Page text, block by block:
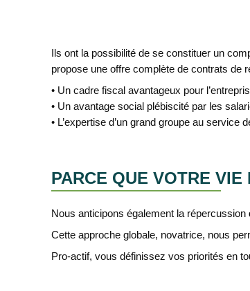
Ils ont la possibilité de se constituer un
propose une offre complète de contrats de
• Un cadre fiscal avantageux pour
• Un avantage social plébiscité par les
• L’expertise d’un grand groupe au service
PARCE QUE VOTRE
Nous anticipons également la
Cette approche globale, novatrice, nous
Pro-actif, vous définissez vos priorités en